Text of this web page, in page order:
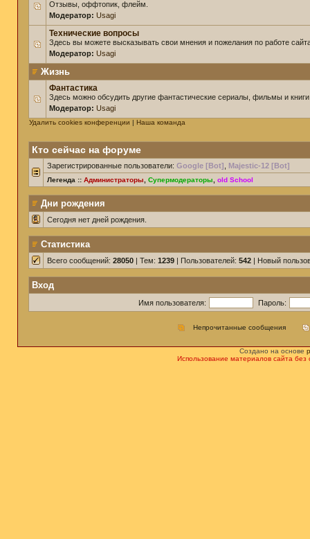
Отзывы, оффтопик, флейм.
Модератор: Usagi
Технические вопросы
Здесь вы можете высказывать свои мнения и пожелания по работе
Модератор: Usagi
Жизнь
Фантастика
Здесь можно обсудить другие фантастические сериалы, фильмы и
Модератор: Usagi
Удалить cookies конференции | Наша команда
Кто сейчас на форуме
Зарегистрированные пользователи: Google [Bot] Majestic-12 [Bot]
Легенда :: Администраторы Супермодераторы old School
Дни рождения
Сегодня нет дней рождения.
Статистика
Всего сообщений: 28050 | Тем: 1239 | Пользователей: 542 | Новый
Вход
Имя пользователя: Пароль:
Непрочитанные сообщения
Создано на основе
Использование материалов сайта